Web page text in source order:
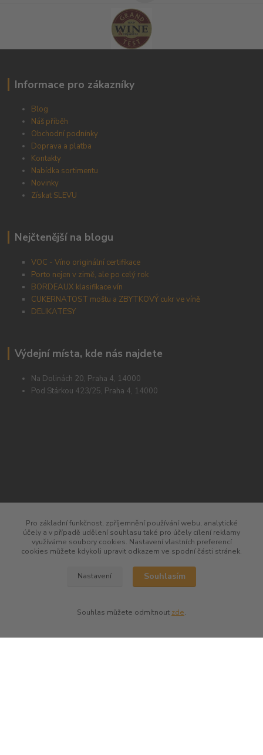
Informace pro zákazníky
Blog
Náš příběh
Obchodní podnínky
Doprava a platba
Kontakty
Nabídka sortimentu
Novinky
Získat SLEVU
Nejčtenější na blogu
VOC - Víno originální certifikace
Porto nejen v zimě, ale po celý rok
BORDEAUX klasifikace vín
CUKERNATOST moštu a ZBYTKOVÝ cukr ve víně
DELIKATESY
Výdejní místa, kde nás najdete
Na Dolinách 20, Praha 4, 14000
Pod Stárkou 423/25, Praha 4, 14000
Pro základní funkčnost, zpříjemnění používání webu, analytické
účely a v případě udělení souhlasu také pro účely cílení reklamy
využíváme soubory cookies. Nastavení vlastních preferencí
cookies můžete kdykoli upravit odkazem ve spodní části stránek.
Nastavení Souhlasím
Souhlas můžete odmítnout zde.